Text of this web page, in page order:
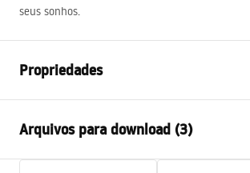
seus sonhos.
Propriedades
Materiais
Latão, ABS
Tipo de Bateria
Termostática
Arquivos para download (3)